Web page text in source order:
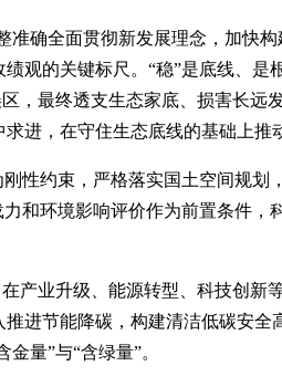
确全面贯彻新发展理念，加快
观的关键标尺。“稳”是底线、是
最终透支生态家底、损害长远
进，在守住生态底线的基础上推
性约束，严格落实国土空间规划
和环境影响评价作为前置条件，
产业升级、能源转型、科技创新
进节能降碳，构建清洁低碳安全
量”与“含绿量”。